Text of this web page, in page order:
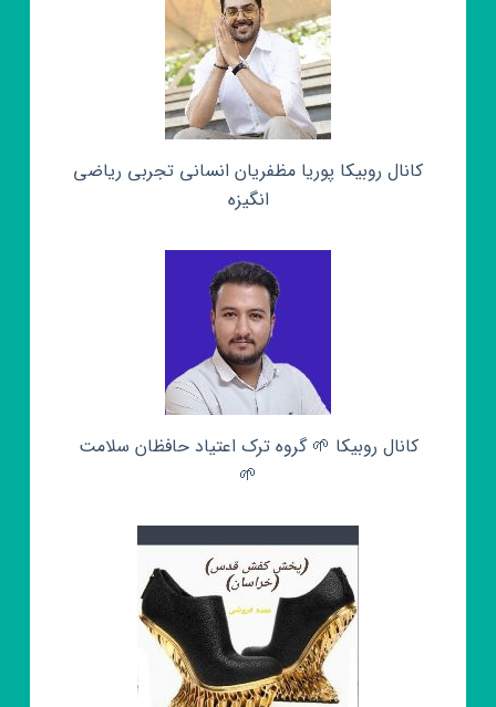
کانال روبیکا پوریا مظفریان انسانی تجربی ریاضی
انگیزه
کانال روبیکا 🌱 گروه ترک اعتیاد حافظان سلامت
🌱